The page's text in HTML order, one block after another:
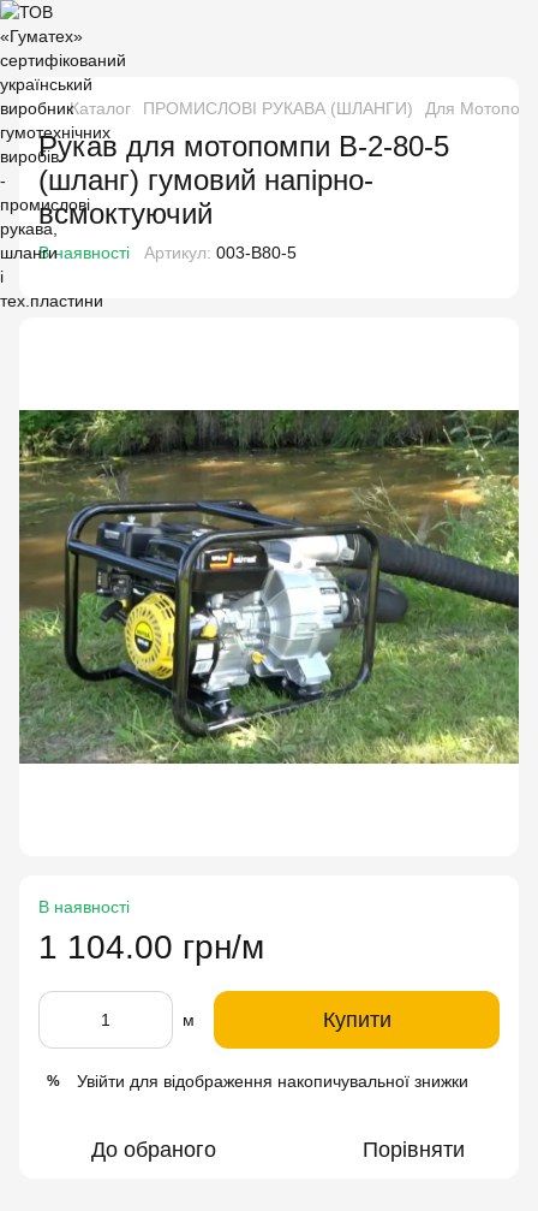
Каталог ПРОМИСЛОВІ РУКАВА (ШЛАНГИ) Для
Рукав для мотопомпи В-2-80-5
(шланг) гумовий напірно-
всмоктуючий
В наявності Артикул: 003-В80-5
В наявності
1 104.00 грн/м
м Купити
% Увійти для відображення накопичувальної знижки
До обраного Порівняти